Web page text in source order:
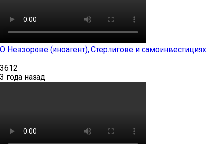
О Невзорове (иноагент), Стерлигове и самоинвестициях
3612
3 года назад